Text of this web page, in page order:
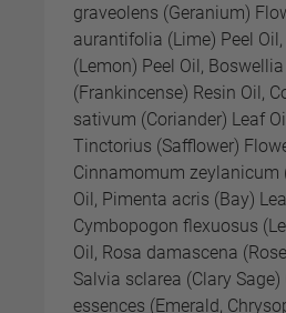
graveolens (Geranium)
aurantifolia (Lime) Peel
(Lemon) Peel Oil,
(Frankincense) Resin Oil,
sativum (Coriander) Leaf
Tinctorius (Safflower)
Cinnamomum zeylanicum
Oil, Pimenta acris (Bay)
Cymbopogon flexuosus
Oil, Rosa damascena
Salvia sclarea (Clary Sage)
essences (Emerald,